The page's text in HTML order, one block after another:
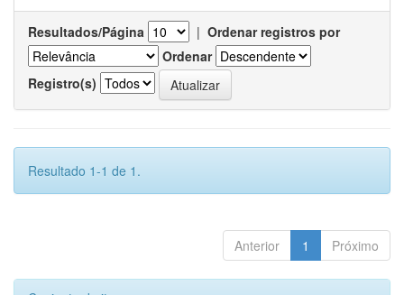
Resultados/Página | Ordenar registros por
Ordenar
Registro(s)
Resultado 1-1 de 1.
Anterior 1 Próximo